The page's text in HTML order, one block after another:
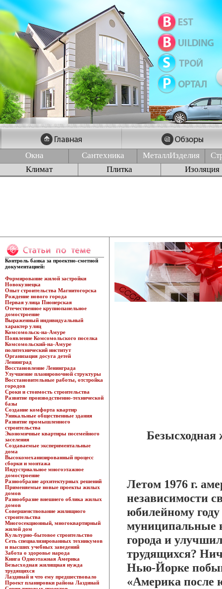
Окна Сантехника МеталлИзделия
Климат
Плитка Изоляция
Контроль банка за проектно-сметной
документацией:
Формирование жилой застройки
Новокузнецка
Опыт строительства Магнитогорска
Рождение нового города
Первая улица Пионерская
Отечественное крупнопанельное
домостроение
Выраженный индивидуальный
характер улиц
Комсомольск-на-Амуре
Появление Комсомольского поселка
Комсомольский-на-Амуре
политехнический институт
Организация досуга детей
Ленинград
Восстановление Ленинграда
Улучшение планировочной структуры
Восстановительные работы, отстройка
городов
Сроки и стоимость строительства
Развитие производственно-технической
базы
Создание комфорта квартир
Уникальные общественные здания
Развитие промышленного
строительства
Экономичные квартиры посемейного
заселения
Создаваемые экспериментальные
дома
Высокомеханизированный процесс
сборки и монтажа
Индустриальное многоэтажное
домостроение
Разнообразие архитектурных решений
Применяемые новые проекты жилых
домов
Разнообразие внешнего облика жилых
домов
Совершенствование жилищного
строительства
Многосекционный, многоквартирный
жилой дом
Культурно-бытовое строительство
Сеть специализированных техникумов
и высших учебных заведений
Забота о здоровье народа
Книга Одноэтажная Америка
Безысходная жилищная нужда
трудящихся
Лаздинай и что ему предшествовало
Проект планировки района Лаздинай
Летом 1976 г.
независимости
юбилейному
муниципальные
города и
трудящихся?
Нью-Йорке
«Америка после